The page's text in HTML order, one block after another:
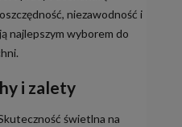
niezawodność i
najlepszym wyborem do
i zalety
świetlna na